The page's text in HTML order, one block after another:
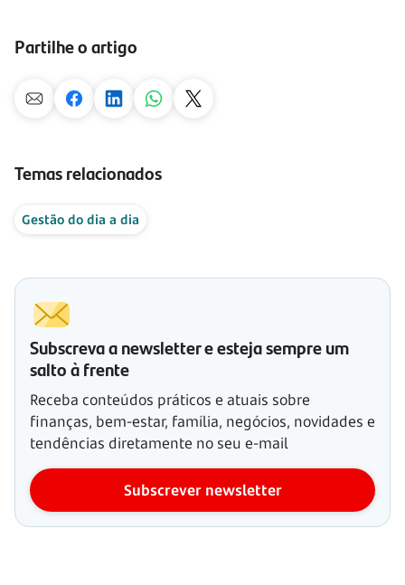
Partilhe o artigo
Temas relacionados
Gestão do dia a dia
Subscreva a newsletter e esteja sempre um
salto à frente
Receba conteúdos práticos e atuais sobre
finanças, bem-estar, família, negócios, novidades e
tendências diretamente no seu e-mail
Subscrever newsletter